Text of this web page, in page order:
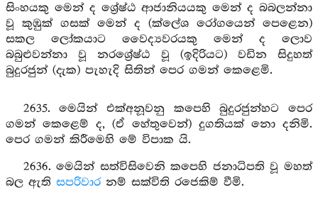
සිංහයකු මෙන් ද ශ්‍රේෂ්ඨ ආජානියයකු මෙන් ද බබලන්නා
වූ කුඹුක් ගසක් මෙන් ද (ක්ලේශ රෝගයෙන් පෙළෙන)
සකල ලෝකයාට වෛද්‍යවරයකු මෙන් ද ලොව
බබුළුවන්නා වූ නරශ්‍රේෂ්ඨ වූ (ඉදිරියට) වඩින සිදුහත්
බුදුරජුන් (දැක) පැහැදි සිතින් පෙර ගමන් කෙළෙමි.
2635. මෙයින් එක්අනූවනු කපෙහි බුදුරජුන්හට පෙර
ගමන් කෙළෙම් ද, (ඒ හේතුවෙන්) දුගතියක් නො දනිමි.
පෙර ගමන් කිරීමෙහි මේ විපාක යි.
2636. මෙයින් සත්විසිවෙනි කපෙහි ජනාධිපති වූ මහත්
බල ඇති සපරිවාරනම් සක්විති රජෙකිම් වීමි.